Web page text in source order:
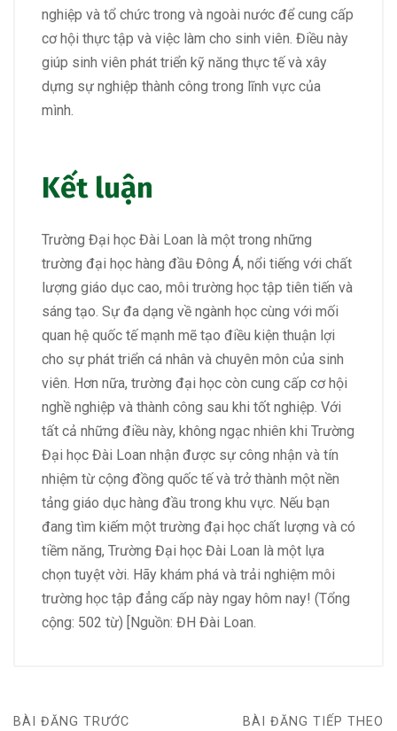
nghiệp và tổ chức trong và ngoài nước để cung cấp
cơ hội thực tập và việc làm cho sinh viên. Điều này
giúp sinh viên phát triển kỹ năng thực tế và xây
dựng sự nghiệp thành công trong lĩnh vực của
mình.
Kết luận
Trường Đại học Đài Loan là một trong những
trường đại học hàng đầu Đông Á, nổi tiếng với chất
lượng giáo dục cao, môi trường học tập tiên tiến và
sáng tạo. Sự đa dạng về ngành học cùng với mối
quan hệ quốc tế mạnh mẽ tạo điều kiện thuận lợi
cho sự phát triển cá nhân và chuyên môn của sinh
viên. Hơn nữa, trường đại học còn cung cấp cơ hội
nghề nghiệp và thành công sau khi tốt nghiệp. Với
tất cả những điều này, không ngạc nhiên khi Trường
Đại học Đài Loan nhận được sự công nhận và tín
nhiệm từ cộng đồng quốc tế và trở thành một nền
tảng giáo dục hàng đầu trong khu vực. Nếu bạn
đang tìm kiếm một trường đại học chất lượng và có
tiềm năng, Trường Đại học Đài Loan là một lựa
chọn tuyệt vời. Hãy khám phá và trải nghiệm môi
trường học tập đẳng cấp này ngay hôm nay! (Tổng
cộng: 502 từ) [Nguồn: ĐH Đài Loan.
BÀI ĐĂNG TRƯỚC BÀI ĐĂNG TIẾP THEO